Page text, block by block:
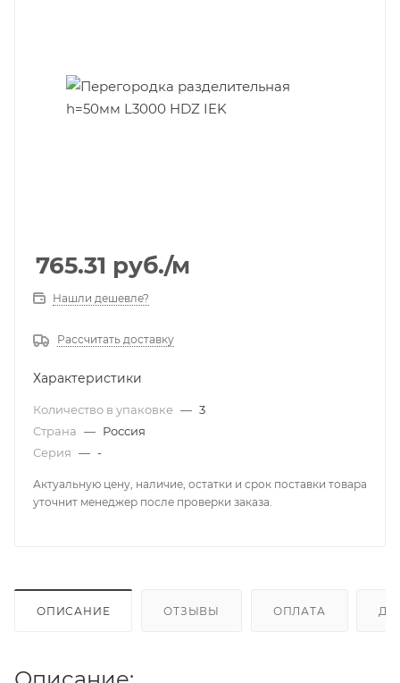
765.31 руб./м
Нашли дешевле?
Рассчитать доставку
Характеристики
Количество в упаковке — 3
Страна — Россия
Серия — -
Актуальную цену, наличие, остатки и срок поставки товара
уточнит менеджер после проверки заказа.
ОПИСАНИЕ ОТЗЫВЫ ОПЛАТА